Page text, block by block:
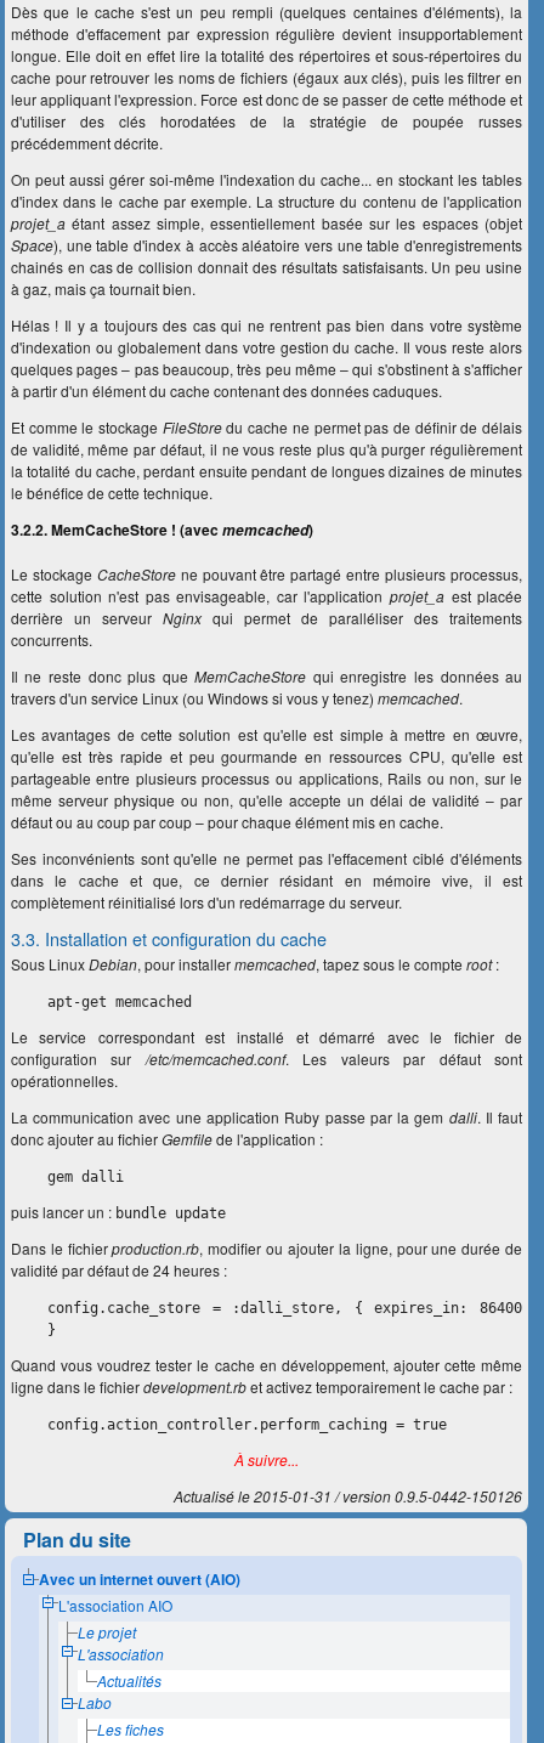
Dès que le cache s'est un peu rempli (quelques centaines d'éléments), la
méthode d'effacement par expression régulière devient insupportablement
longue. Elle doit en effet lire la totalité des répertoires et sous-répertoires du
cache pour retrouver les noms de fichiers (égaux aux clés), puis les filtrer en
leur appliquant l'expression. Force est donc de se passer de cette méthode et
d'utiliser des clés horodatées de la stratégie de poupée russes
précédemment décrite.
On peut aussi gérer soi-même l'indexation du cache... en stockant les tables
d'index dans le cache par exemple. La structure du contenu de l'application
projet_aétant assez simple, essentiellement basée sur les espaces (objet
Space), une table d'index à accès aléatoire vers une table d'enregistrements
chainés en cas de collision donnait des résultats satisfaisants. Un peu usine
à gaz, mais ça tournait bien.
Hélas ! Il y a toujours des cas qui ne rentrent pas bien dans votre système
d'indexation ou globalement dans votre gestion du cache. Il vous reste alors
quelques pages – pas beaucoup, très peu même – qui s'obstinent à s'afficher
à partir d'un élément du cache contenant des données caduques.
Et comme le stockage FileStoredu cache ne permet pas de définir de délais
de validité, même par défaut, il ne vous reste plus qu'à purger régulièrement
la totalité du cache, perdant ensuite pendant de longues dizaines de minutes
le bénéfice de cette technique.
3.2.2. MemCacheStore ! (avecmemcached)
Le stockage CacheStorene pouvant être partagé entre plusieurs processus,
cette solution n'est pas envisageable, car l'application projet_aest placée
derrière un serveur Nginxqui permet de paralléliser des traitements
concurrents.
Il ne reste donc plus queMemCacheStore qui enregistre les données au
travers d'un service Linux (ou Windows si vous y tenez) memcached.
Les avantages de cette solution est qu'elle est simple à mettre en œuvre,
qu'elle est très rapide et peu gourmande en ressources CPU, qu'elle est
partageable entre plusieurs processus ou applications, Rails ou non, sur le
même serveur physique ou non, qu'elle accepte un délai de validité – par
défaut ou au coup par coup – pour chaque élément mis en cache.
Ses inconvénients sont qu'elle ne permet pas l'effacement ciblé d'éléments
dans le cache et que, ce dernier résidant en mémoire vive, il est
complètement réinitialisé lors d'un redémarrage du serveur.
3.3. Installation et configuration du cache
Sous LinuxDebian, pour installermemcached, tapez sous le compte root:
apt-get memcached
Le service correspondant est installé et démarré avec le fichier de
configuration sur /etc/memcached.conf. Les valeurs par défaut sont
opérationnelles.
La communication avec une application Ruby passe par la gem dalli. Il faut
donc ajouter au fichierGemfilede l'application :
gem dalli
puis lancer un : bundle update
Dans le fichierproduction.rb, modifier ou ajouter la ligne, pour une durée de
validité par défaut de 24 heures :
config.cache_store = :dalli_store, { expires_in: 86400
}
Quand vous voudrez tester le cache en développement, ajouter cette même
ligne dans le fichierdevelopment.rbet activez temporairement le cache par :
config.action_controller.perform_caching = true
À suivre...
Actualisé le 2015-01-31
version 0.9.5-0442-150126
Plan du site
Avec un internet ouvert (AIO)
L'association AIO
Le projet
L'association
Actualités
Labo
Les fiches